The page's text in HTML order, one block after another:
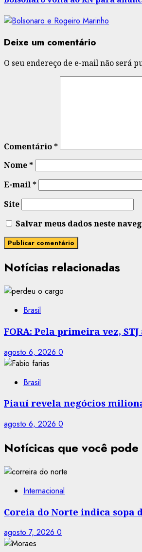
Deixe um comentário
O seu endereço de e-mail não será
Comentário*
Nome*
E-mail*
Site
Salvar meus dados neste
Notícias relacionadas
Brasil
FORA: Pela primeira vez,
agosto 6, 2026 0
Brasil
Piauí revela negócios
agosto 6, 2026 0
Notícicas que você
Internacional
Coreia do Norte indica sopa
agosto 7, 2026 0